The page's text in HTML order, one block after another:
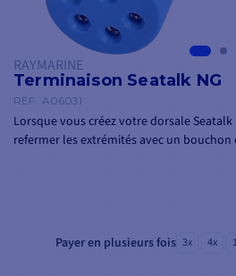
RAYMARINE
Terminaison Seatalk NG
RÉF. A06031
Lorsque vous créez votre dorsale
refermer les extrémités avec un
Payer en plusieurs fois 3x 4x